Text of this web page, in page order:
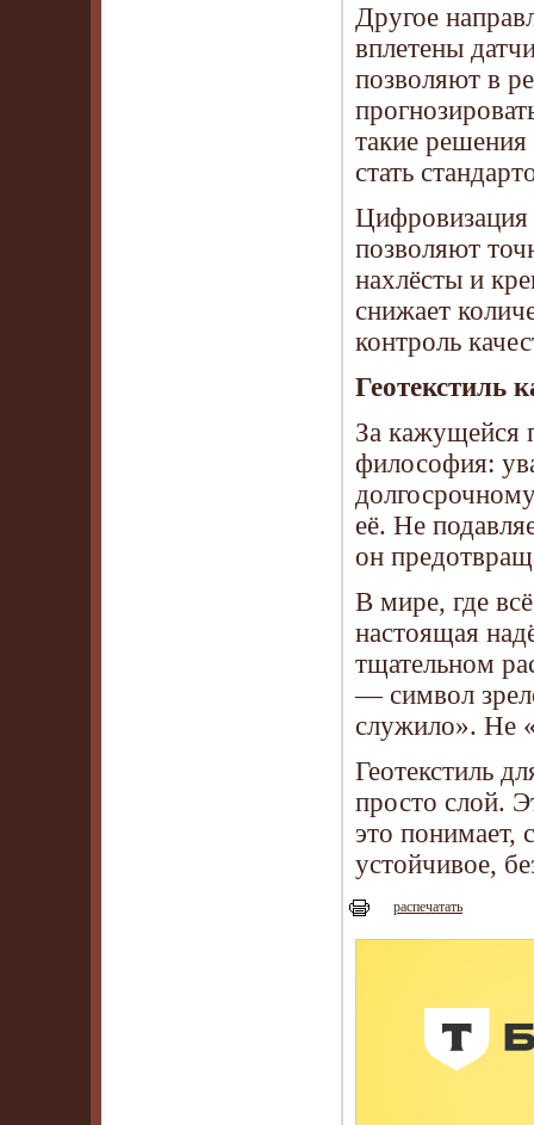
Другое
вплетены
позволяют в
такие
стать
Цифровизация
позволяют
нахлёсты и
снижает
контроль
Геотекстиль
За кажущейся
философия:
её. Не
он
В мире, где
настоящая
тщательном
— символ
служило». Не
Геотекстиль
просто слой.
это понимает,
устойчивое,
распечатать